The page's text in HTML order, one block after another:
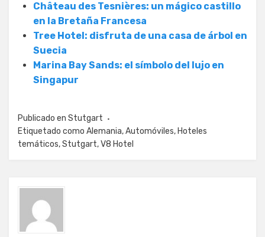
Château des Tesnières: un mágico castillo
en la Bretaña Francesa
Tree Hotel: disfruta de una casa de árbol en
Suecia
Marina Bay Sands: el símbolo del lujo en
Singapur
Publicado en Stutgart
Etiquetado como Alemania,Automóviles, Hoteles
temáticos,Stutgart,V8 Hotel